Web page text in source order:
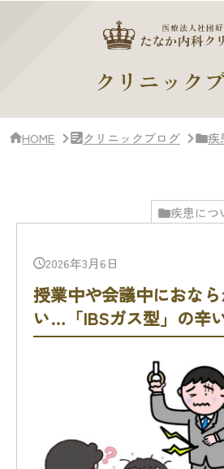
クリニック
HOME クリニックブログ 疾
疾患につ
2026年3月6日
授業中や会議中におな
い…「IBSガス型」の辛